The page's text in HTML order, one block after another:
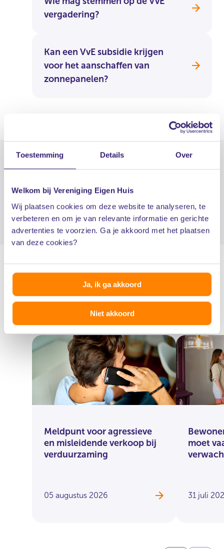
Toestemming Details Over
Welkom bij Vereniging Eigen Huis
Wij plaatsen cookies om deze website te analyseren, te
verbeteren en om je van relevante informatie en gerichte
advertenties te voorzien. Ga je akkoord met het plaatsen
van deze cookies?
Ja, ik ga akkoord
Niet akkoord
vergadering?
Kan een VvE subsidie krijgen
voor het aanschaffen van
zonnepanelen?
facebooklinkedinmail whatsapp
Nieuws
Meldpunt voor agressieve
en misleidende verkoop bij
verduurzaming
05 augustus 2026
moet
31 juli